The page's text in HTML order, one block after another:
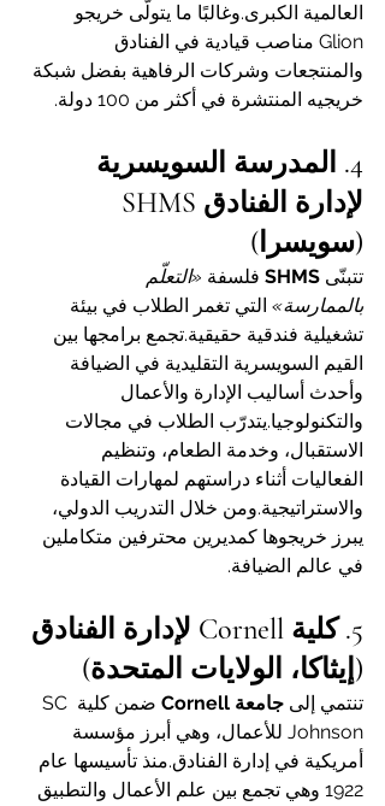
العالمية الكبرى.وغالبًا ما يتولّى خريجو
Glion مناصب قيادية في الفنادق
والمنتجعات وشركات الرفاهية بفضل شبكة
خريجيه المنتشرة في أكثر من 100 دولة.
4. المدرسة السويسرية
(سويسرا)
تتبنّى SHMS فلسفة «التعلّم
بالممارسة» التي تغمر الطلاب في بيئة
تشغيلية فندقية حقيقية.تجمع برامجها بين
القيم السويسرية التقليدية في الضيافة
وأحدث أساليب الإدارة والأعمال
والتكنولوجيا.يتدرّب الطلاب في مجالات
الاستقبال، وخدمة الطعام، وتنظيم
الفعاليات أثناء دراستهم لمهارات القيادة
والاستراتيجية.ومن خلال التدريب الدولي،
يبرز خريجوها كمديرين محترفين متكاملين
في عالم الضيافة.
5. كلية Cornell لإدارة الفنادق
(إيثاكا، الولايات المتحدة)
تنتمي إلى جامعة Cornell
ضمن كلية SC
Johnson للأعمال، وهي أبرز مؤسسة
أمريكية في إدارة الفنادق.منذ تأسيسها عام
1922 وهي تجمع بين علم الأعمال والتطبيق